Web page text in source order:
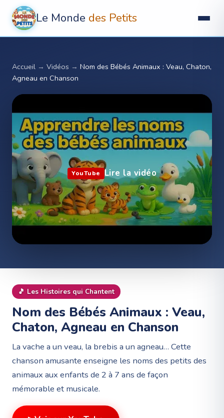
Le Monde des Petits
Accueil → Vidéos → Nom des Bébés Animaux : Veau, Chaton,
Agneau en Chanson
YouTube Lire la vidéo
🎵 Les Histoires qui Chantent
Nom des Bébés Animaux : Veau,
Chaton, Agneau en Chanson
La vache a un veau, la brebis a un agneau… Cette
chanson amusante enseigne les noms des petits des
animaux aux enfants de 2 à 7 ans de façon
mémorable et musicale.